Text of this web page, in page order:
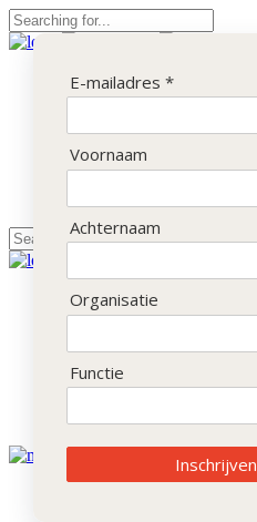
Home
Sprekers
Keynote Spreker
Programma
Home
Sprekers
Keynote Spreker
Programma
E-mailadres *
Voornaam
Achternaam
Organisatie
Functie
Inschrijven